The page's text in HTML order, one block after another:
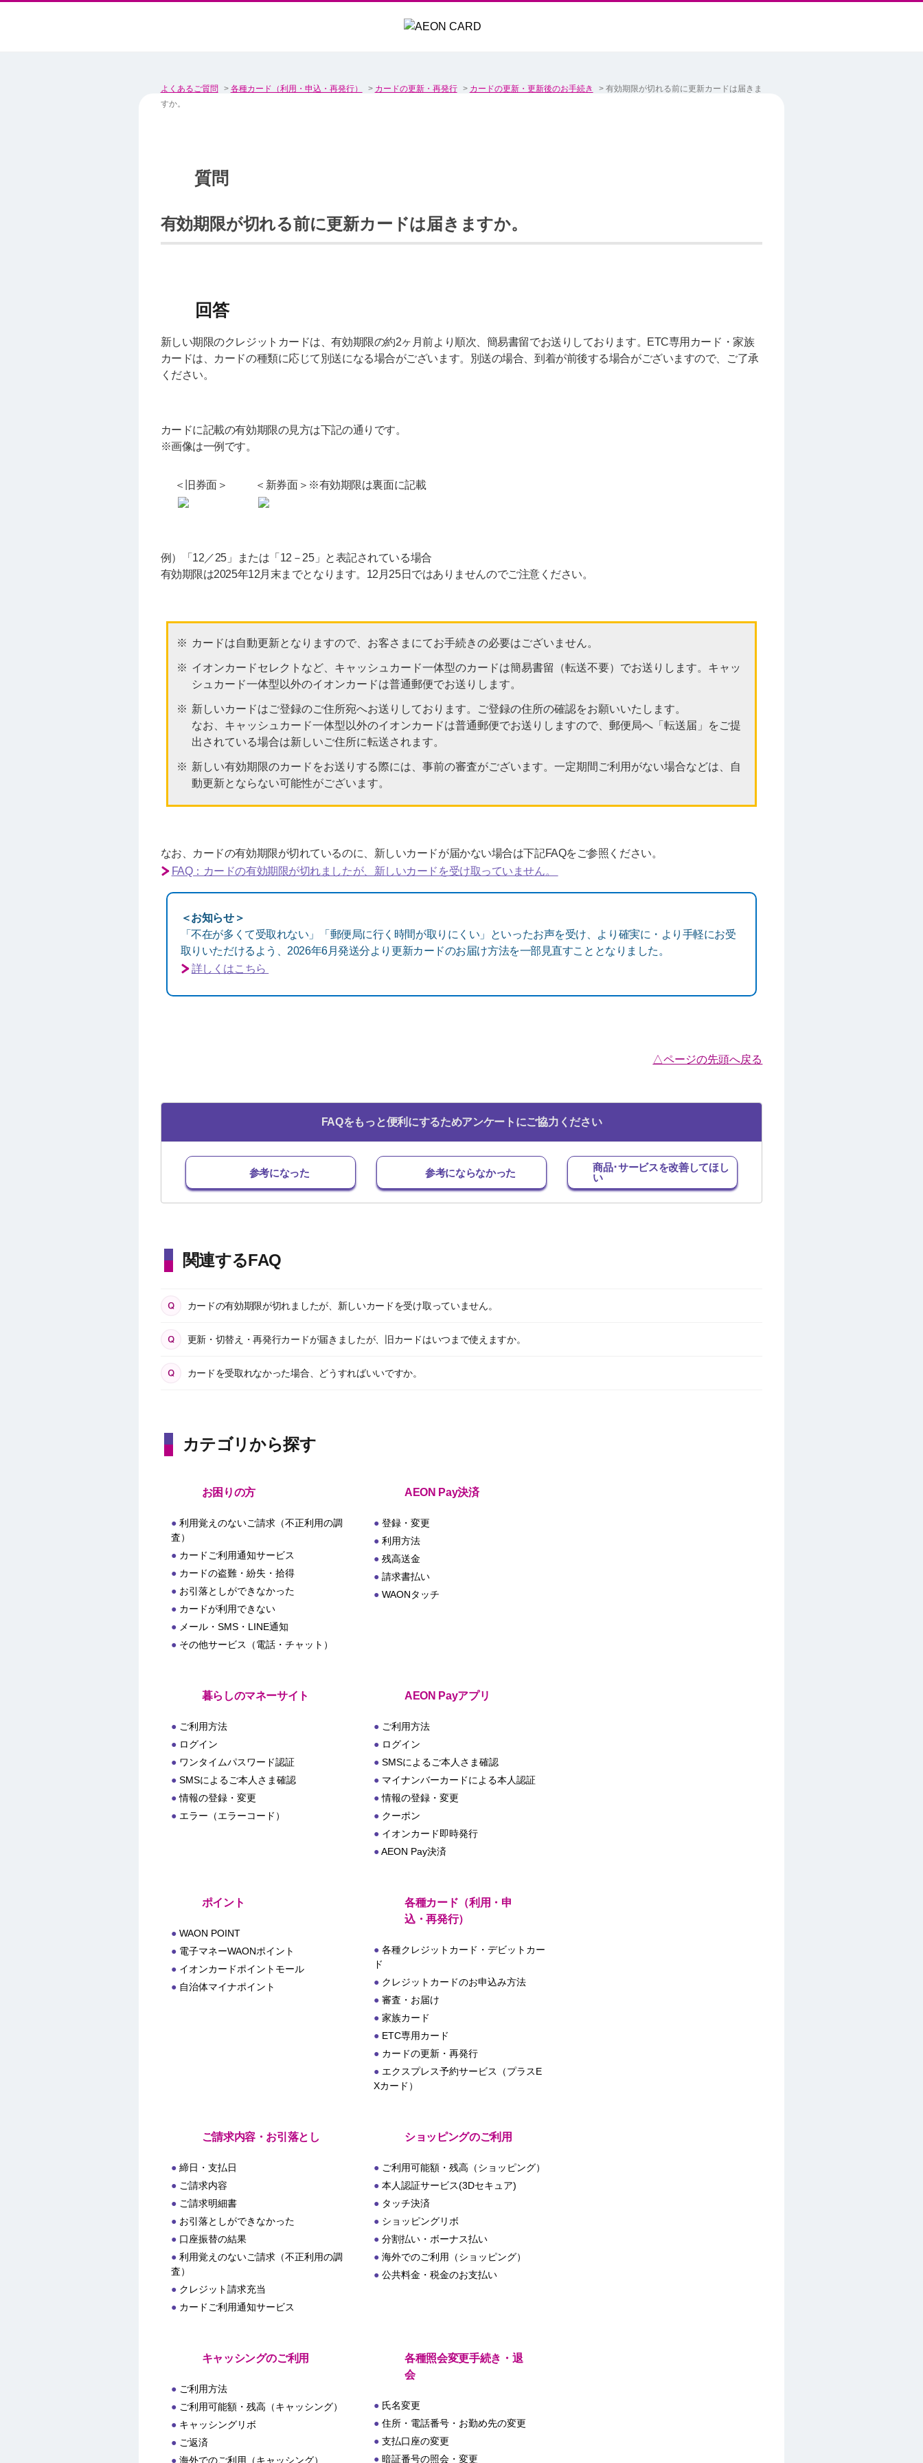
よくあるご質問 > 各種カード（利用・申込・再発行） > カードの更新・再発行 > カードの更新・更新後のお手続き > 有効期限が切れる前に更新カードは届きま
すか。
有効期限が切れる前に更新カードは届きますか。
新しい期限のクレジットカードは、有効期限の約2ヶ月前より順次、簡易書留でお送りしております。ETC専用カード・家族
カードは、カードの種類に応じて別送になる場合がございます。別送の場合、到着が前後する場合がございますので、ご了承
ください。
カードに記載の有効期限の見方は下記の通りです。
※画像は一例です。
＜旧券面＞ ＜新券面＞※有効期限は裏面に記載
例）「12／25」または「12－25」と表記されている場合
有効期限は2025年12月末までとなります。12月25日ではありませんのでご注意ください。
カードは自動更新となりますので、お客さまにてお手続きの必要はございません。
イオンカードセレクトなど、キャッシュカード一体型のカードは簡易書留（転送不要）でお送りします。キャッ
シュカード一体型以外のイオンカードは普通郵便でお送りします。
新しいカードはご登録のご住所宛へお送りしております。ご登録の住所の確認をお願いいたします。
なお、キャッシュカード一体型以外のイオンカードは普通郵便でお送りしますので、郵便局へ「転送届」をご提
出されている場合は新しいご住所に転送されます。
新しい有効期限のカードをお送りする際には、事前の審査がございます。一定期間ご利用がない場合などは、自
動更新とならない可能性がございます。
なお、カードの有効期限が切れているのに、新しいカードが届かない場合は下記FAQをご参照ください。
FAQ：カードの有効期限が切れましたが、新しいカードを受け取っていません。
＜お知らせ＞
「不在が多くて受取れない」「郵便局に行く時間が取りにくい」といったお声を受け、より確実に・より手軽にお受
取りいただけるよう、2026年6月発送分より更新カードのお届け方法を一部見直すこととなりました。
詳しくはこちら
△ページの先頭へ戻る
FAQをもっと便利にするためアンケートにご協力ください
参考になった 参考にならなかった
商品･サービスを改善してほし
い
関連するFAQ
カードの有効期限が切れましたが、新しいカードを受け取っていません。
更新・切替え・再発行カードが届きましたが、旧カードはいつまで使えますか。
カードを受取れなかった場合、どうすればいいですか。
カテゴリから探す
お困りの方
利用覚えのないご請求（不正利用の調
査）
カードご利用通知サービス
カードの盗難・紛失・拾得
お引落としができなかった
カードが利用できない
メール・SMS・LINE通知
その他サービス（電話・チャット）
AEON Pay決済
登録・変更
利用方法
残高送金
請求書払い
WAONタッチ
暮らしのマネーサイト
ご利用方法
ログイン
ワンタイムパスワード認証
SMSによるご本人さま確認
情報の登録・変更
エラー（エラーコード）
AEON Payアプリ
ご利用方法
ログイン
SMSによるご本人さま確認
マイナンバーカードによる本人認証
情報の登録・変更
クーポン
イオンカード即時発行
AEON Pay決済
ポイント
WAON POINT
電子マネーWAONポイント
イオンカードポイントモール
自治体マイナポイント
各種カード（利用・申
込・再発行）
各種クレジットカード・デビットカー
ド
クレジットカードのお申込み方法
審査・お届け
家族カード
ETC専用カード
カードの更新・再発行
エクスプレス予約サービス（プラスE
Xカード）
ご請求内容・お引落とし
締日・支払日
ご請求内容
ご請求明細書
お引落としができなかった
口座振替の結果
利用覚えのないご請求（不正利用の調
査）
クレジット請求充当
カードご利用通知サービス
ショッピングのご利用
ご利用可能額・残高（ショッピング）
本人認証サービス(3Dセキュア)
タッチ決済
ショッピングリボ
分割払い・ボーナス払い
海外でのご利用（ショッピング）
公共料金・税金のお支払い
キャッシングのご利用
ご利用方法
ご利用可能額・残高（キャッシング）
キャッシングリボ
ご返済
海外でのご利用（キャッシング）
各種照会変更手続き・退
会
氏名変更
住所・電話番号・お勤め先の変更
支払口座の変更
暗証番号の照会・変更